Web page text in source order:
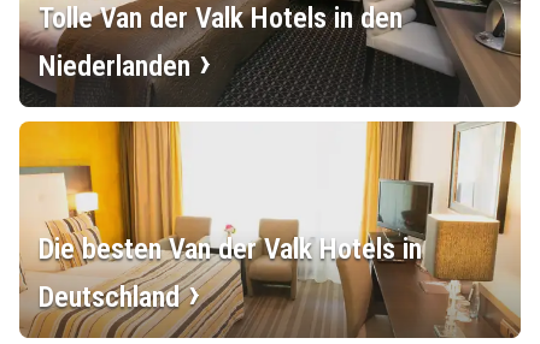
Tolle Van der Valk Hotels in den
Niederlanden
Die besten Van der Valk Hotels in
Deutschland